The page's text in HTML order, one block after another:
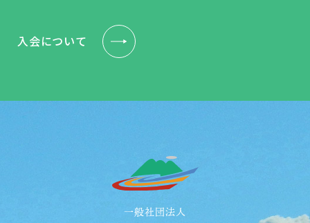
入会について
一般社団法人